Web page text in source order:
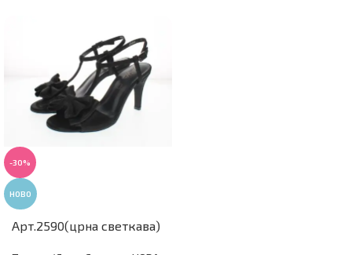
-30%
НОВО
Арт.2590(црна светкава)